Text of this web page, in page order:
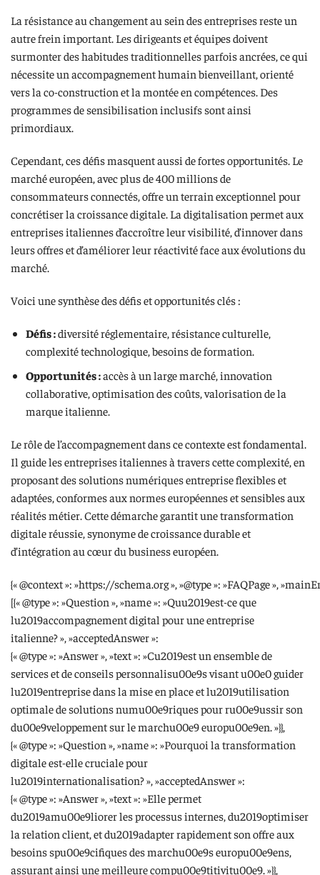
La résistance au changement au sein des entreprises reste un
autre frein important. Les dirigeants et équipes doivent
surmonter des habitudes traditionnelles parfois ancrées, ce qui
nécessite un accompagnement humain bienveillant, orienté
vers la co-construction et la montée en compétences. Des
programmes de sensibilisation inclusifs sont ainsi
primordiaux.
Cependant, ces défis masquent aussi de fortes opportunités. Le
marché européen, avec plus de 400 millions de
consommateurs connectés, offre un terrain exceptionnel pour
concrétiser la croissance digitale. La digitalisation permet aux
entreprises italiennes d’accroître leur visibilité, d’innover dans
leurs offres et d’améliorer leur réactivité face aux évolutions du
marché.
Voici une synthèse des défis et opportunités clés :
Défis :diversité réglementaire, résistance culturelle,
complexité technologique, besoins de formation.
Opportunités :accès à un large marché, innovation
collaborative, optimisation des coûts, valorisation de la
marque italienne.
Le rôle de l’accompagnement dans ce contexte est fondamental.
Il guide les entreprises italiennes à travers cette complexité, en
proposant des solutions numériques entreprise flexibles et
adaptées, conformes aux normes européennes et sensibles aux
réalités métier. Cette démarche garantit une transformation
digitale réussie, synonyme de croissance durable et
d’intégration au cœur du business européen.
{« @context »: »https://schema.org », »@type »: »FAQPage »,
[{« @type »: »Question », »name »: »Quu2019est-ce que
lu2019accompagnement digital pour une entreprise
italienne? », »acceptedAnswer »:
{« @type »: »Answer », »text »: »Cu2019est un ensemble de
services et de conseils personnalisu00e9s visant u00e0 guider
lu2019entreprise dans la mise en place et lu2019utilisation
optimale de solutions numu00e9riques pour ru00e9ussir son
du00e9veloppement sur le marchu00e9 europu00e9en. »}},
{« @type »: »Question », »name »: »Pourquoi la transformation
digitale est-elle cruciale pour
lu2019internationalisation? », »acceptedAnswer »:
{« @type »: »Answer », »text »: »Elle permet
du2019amu00e9liorer les processus internes, du2019optimiser
la relation client, et du2019adapter rapidement son offre aux
besoins spu00e9cifiques des marchu00e9s europu00e9ens,
assurant ainsi une meilleure compu00e9titivitu00e9. »}},